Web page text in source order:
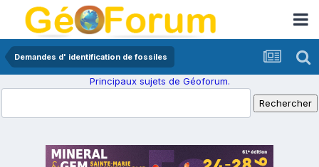
Demandes d' identification de fossiles
Principaux sujets de Géoforum.